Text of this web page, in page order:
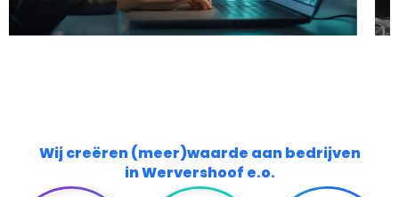
Wij creëren (meer)waarde aan bedrijven
in Wervershoof e.o.